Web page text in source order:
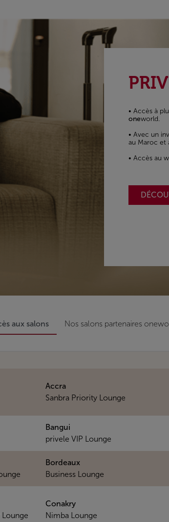
• Accès à
oneworld.
• Avec un
au Maroc et
• Accès au
aux salons Nos salons partenaires
Accra
Sanbra Priority Lounge
Bangui
privele VIP Lounge
Bordeaux
Business Lounge
Conakry
Nimba Lounge